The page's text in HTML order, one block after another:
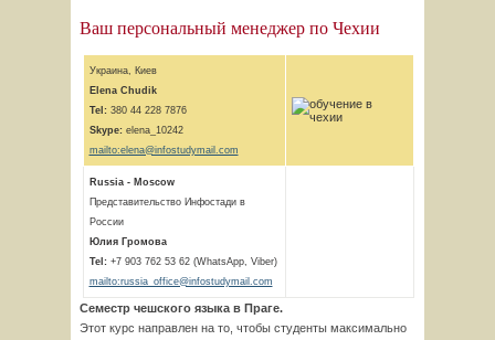
Ваш персональный менеджер по Чехии
Украина, Киев
Elena Chudik
Tel:380 44 228 7876
Skype:elena_10242
mailto:elena@infostudymail.com
Russia - Moscow
Представительство Инфостади в
России
Юлия Громова
Tel: +7 903 762 53 62 (WhatsApp, Viber)
mailto:russia_office@infostudymail.com
Семестр чешского языка в Праге.
Этот курс направлен на то, чтобы студенты максимально